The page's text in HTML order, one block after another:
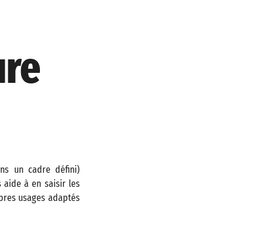
un cadre défini)
aide à en saisir les
usages adaptés